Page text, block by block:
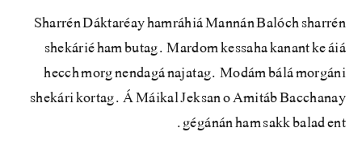
Sharrén Dáktaréay hamráhiá Mannán Balóch sharrén
shekárié ham butag. Mardom kessaha kanant ke áiá
hecch morg nendagá najatag. Modám bálá morgáni
shekári kortag. Á Máikal Jeksan o Amitáb Bacchanay
gégánán ham sakk balad ent.